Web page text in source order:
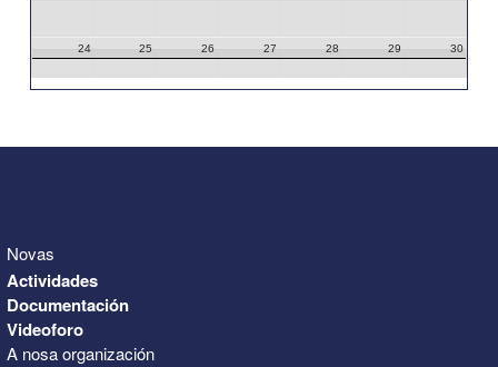
24 25 26 27 28 29 30
Novas
Actividades
Documentación
Videoforo
A nosa organización